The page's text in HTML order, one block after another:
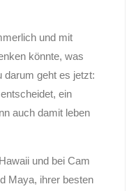
und mit
könnte, was
darum geht es jetzt:
ein
auch damit leben
und bei Cam
Maya, ihrer besten